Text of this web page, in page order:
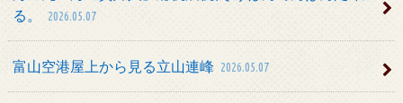
る。
2026.05.07
富山空港屋上から見る立山連峰 2026.05.07